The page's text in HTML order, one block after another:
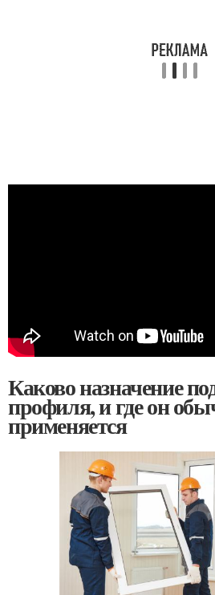
Каково назначение
профиля, и где он
применяется